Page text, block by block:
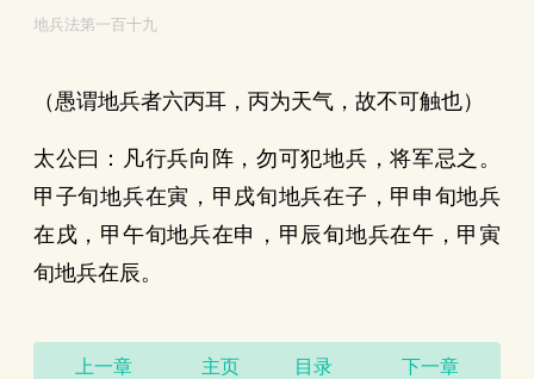
地兵法第一百十九
（愚谓地兵者六丙耳，丙为天气，故不可触也）
太公曰：凡行兵向阵，勿可犯地兵，将军忌之。
甲子旬地兵在寅，甲戌旬地兵在子，甲申旬地兵
在戌，甲午旬地兵在申，甲辰旬地兵在午，甲寅
旬地兵在辰。
上一章 主页 目录 下一章